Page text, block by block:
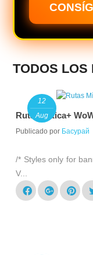
TODOS LOS
12
Aug
Rutas Mítica+
Publicado por Басурай
/* Styles only for
V...